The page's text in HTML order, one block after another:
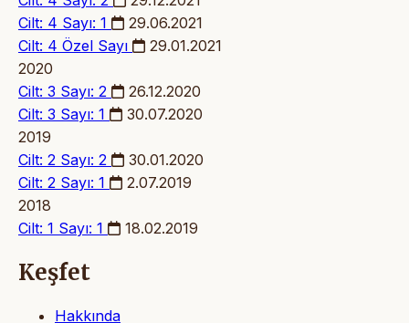
Cilt: 4 Sayı: 1
29.06.2021
Cilt: 4 Özel Sayı
29.01.2021
2020
Cilt: 3 Sayı: 2
26.12.2020
Cilt: 3 Sayı: 1
30.07.2020
2019
Cilt: 2 Sayı: 2
30.01.2020
Cilt: 2 Sayı: 1
2.07.2019
2018
Cilt: 1 Sayı: 1
18.02.2019
Keşfet
Hakkında